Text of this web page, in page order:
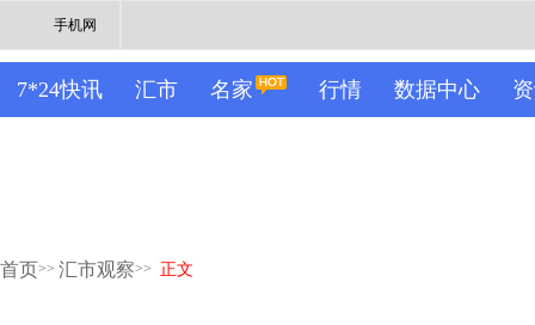
手机网
7*24快讯 汇市 名家 行情 数据中心
首页>> 汇市观察>> 正文